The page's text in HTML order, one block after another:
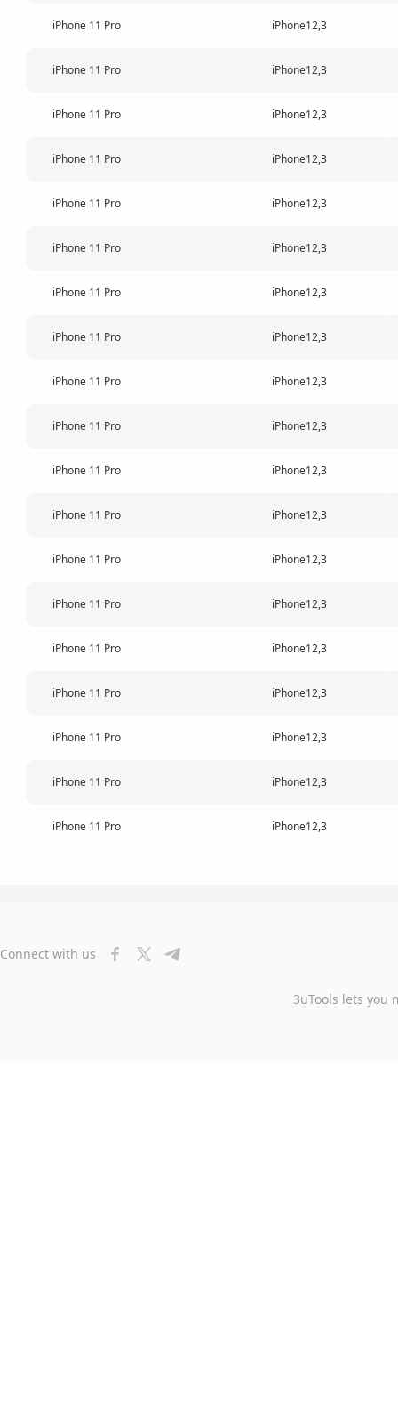
iPhone 11 Pro iPhone12,3
iPhone 11 Pro iPhone12,3
iPhone 11 Pro iPhone12,3
iPhone 11 Pro iPhone12,3
iPhone 11 Pro iPhone12,3
iPhone 11 Pro iPhone12,3
iPhone 11 Pro iPhone12,3
iPhone 11 Pro iPhone12,3
iPhone 11 Pro iPhone12,3
iPhone 11 Pro iPhone12,3
iPhone 11 Pro iPhone12,3
iPhone 11 Pro iPhone12,3
iPhone 11 Pro iPhone12,3
iPhone 11 Pro iPhone12,3
iPhone 11 Pro iPhone12,3
iPhone 11 Pro iPhone12,3
iPhone 11 Pro iPhone12,3
iPhone 11 Pro iPhone12,3
iPhone 11 Pro iPhone12,3
Connect with us
3uTools lets you